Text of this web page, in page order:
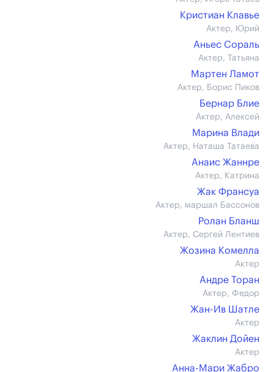
Кристиан Клавье
Актер, Юрий
Аньес Сораль
Актер, Татьяна
Мартен Ламот
Актер, Борис Пиков
Бернар Блие
Актер, Алексей
Марина Влади
Актер, Наташа Татаева
Анаис Жаннре
Актер, Катрина
Жак Франсуа
Актер, маршал Бассонов
Ролан Бланш
Актер, Сергей Лентиев
Жозина Комелла
Актер
Андре Торан
Актер, Федор
Жан-Ив Шатле
Актер
Жаклин Дойен
Актер
Анна-Мари Жабро